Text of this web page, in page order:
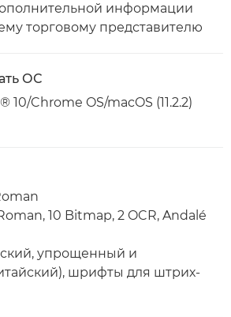
информации
торговому представителю
ОС
Chrome OS/macOS (11.2.2)
10 Bitmap, 2 OCR, Andalé
упрощенный и
шрифты для штрих-